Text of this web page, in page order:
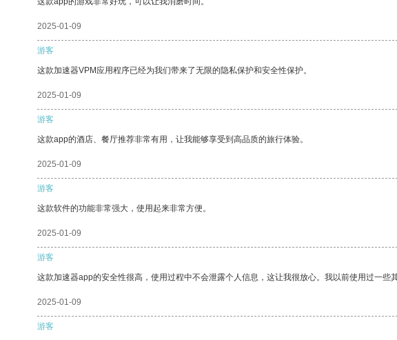
2025-01-09
游客
这款加速器VPM应用程序已经为我们带来了无限的隐私保护和安全性保护。
2025-01-09
游客
这款app的酒店、餐厅推荐非常有用，让我能够享受到高品质的旅行体验。
2025-01-09
游客
这款软件的功能非常强大，使用起来非常方便。
2025-01-09
游客
这款加速器app的安全性很高，使用过程中不会泄露个人信息，这让我很放心。我以前使用过一些
2025-01-09
游客